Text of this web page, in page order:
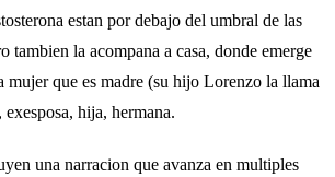
estan por debajo del umbral de las
tambien la acompana a casa, donde emerge
mujer que es madre (su hijo Lorenzo la llama
hija, hermana.
una narracion que avanza en multiples